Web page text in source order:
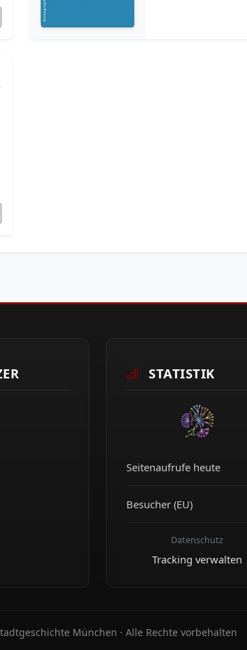
STATISTIK
Seitenaufrufe heute
Besucher (EU)
Datenschutz
Tracking verwalten
München · Alle Rechte vorbehalten